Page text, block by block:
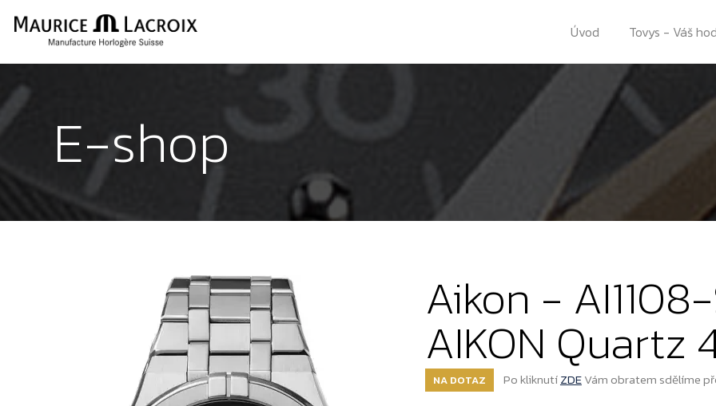
Úvod Tovys - Váš
E-shop
Aikon -
AIKON Quartz
NA DOTAZ Po kliknutíZDEVám obratem sdělíme